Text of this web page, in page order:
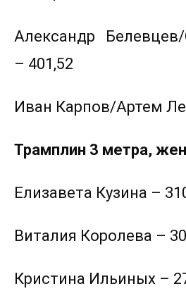
Александр
– 401,52
Иван Карпов/Артем
Трамплин 3 метра,
Елизавета Кузина –
Виталия Королева –
Кристина Ильиных –